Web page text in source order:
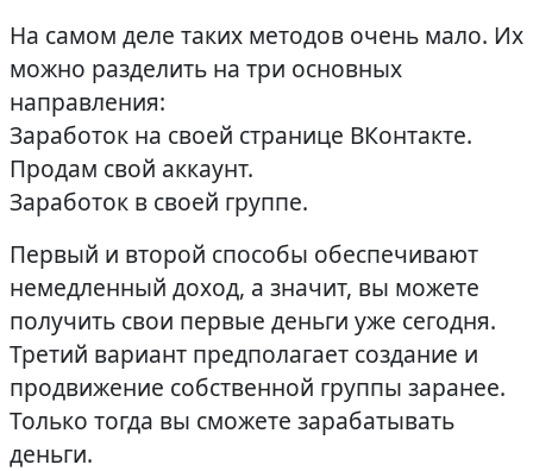
На самом деле таких методов очень мало. Их
можно разделить на три основных
направления:
Заработок на своей странице ВКонтакте.
Продам свой аккаунт.
Заработок в своей группе.
Первый и второй способы обеспечивают
немедленный доход, а значит, вы можете
получить свои первые деньги уже сегодня.
Третий вариант предполагает создание и
продвижение собственной группы заранее.
Только тогда вы сможете зарабатывать
деньги.